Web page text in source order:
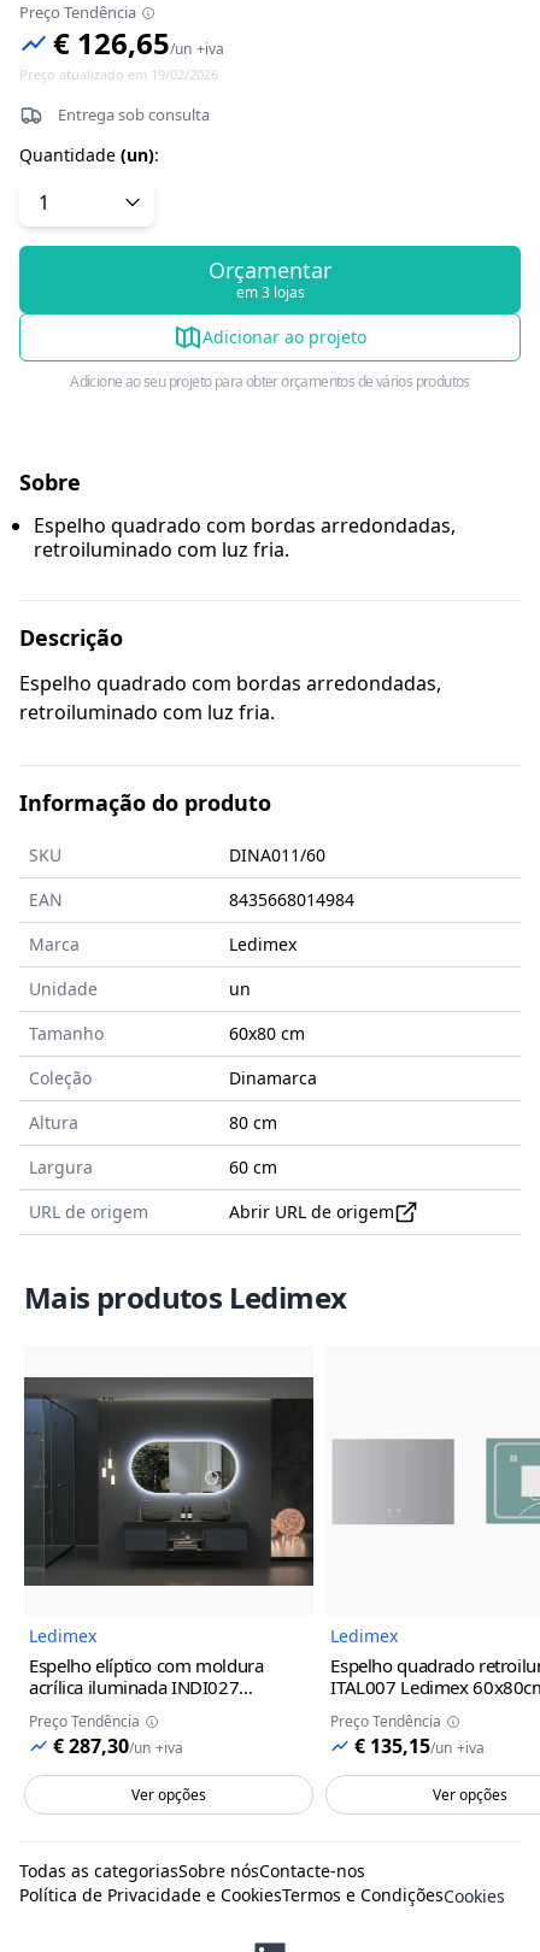
Preço Tendência
€ 126,65/un +iva
Preço atualizado em 19/02/2026
Entrega sob consulta
Quantidade (un):
Orçamentar
em 3 lojas
Adicionar ao projeto
Adicione ao seu projeto para obter orçamentos de vários produtos
Sobre
Espelho quadrado com bordas arredondadas,
retroiluminado com luz fria.
Descrição
Espelho quadrado com bordas arredondadas,
retroiluminado com luz fria.
Informação do produto
SKU
DINA011/60
EAN
8435668014984
Marca
Ledimex
Unidade
un
Tamanho
60x80 cm
Coleção
Dinamarca
Altura
80 cm
Largura
60 cm
URL de origem
Abrir URL de origem
Mais produtos Ledimex
Imagem do Produto
Ledimex
Espelho elíptico com moldura
acrílica iluminada INDI027
100x55cm
Preço Tendência
€ 287,30/un +iva
Ver opções
Ledimex
Espelho quadrado
ITAL007 Ledimex
Preço Tendência
€ 135,15/un +iva
Ver opções
Todas as categoriasSobre nósContacte-nos
Política de Privacidade e CookiesTermos e CondiçõesCookies